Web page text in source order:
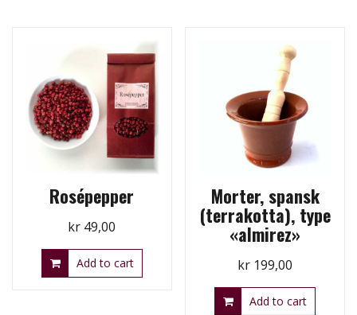
Rosépepper
kr 49,00
Add to cart
Morter, spansk
(terrakotta), type
«almirez»
kr 199,00
Add to cart